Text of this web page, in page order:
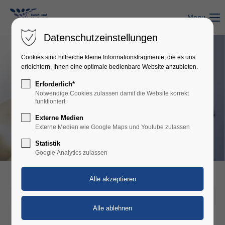
Login
Benutzername
Passwort
Anmelden
Register|Lost your password?
Support
Lorem ipsum dolor sit amet:
Menu
28.04.2023 21:03
Datenschutzeinstellungen
Cookies sind hilfreiche kleine Informationsfragmente, die es uns
erleichtern, Ihnen eine optimale bedienbare Website anzubieten.
Erforderlich*
Notwendige Cookies zulassen damit die Website korrekt
funktioniert
Externe Medien
Externe Medien wie Google Maps und Youtube zulassen
Statistik
Google Analytics zulassen